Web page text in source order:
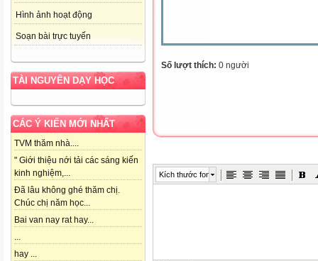
Hình ảnh hoạt động
Soạn bài trực tuyến
TÀI NGUYÊN DẠY HỌC
CÁC Ý KIẾN MỚI NHẤT
TVM thăm nhà....
" Giới thiệu nới tải các sáng kiến
kinh nghiệm,...
Đã lâu không ghé thăm chị.
Chúc chị năm học...
Bai van nay rat hay...
...
hay ...
Số lượt thích: 0 người
Kích thước font